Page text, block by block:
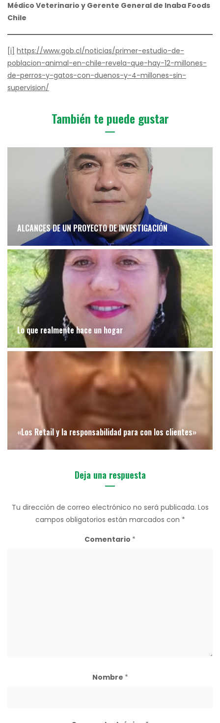
Médico Veterinario y Gerente General de Inaba Foods
Chile
[i] https://www.gob.cl/noticias/primer-estudio-de-
poblacion-animal-en-chile-revela-que-hay-12-millones-
de-perros-y-gatos-con-duenos-y-4-millones-sin-
supervision/
También te puede gustar
ALCANCES DE UN PROYECTO DE INVESTIGACIÓN
Lo que realmente hace un hogar
«Los Retail y la responsabilidad para con los clientes»
Deja una respuesta
Tu dirección de correo electrónico no será publicada. Los
campos obligatorios están marcados con *
Comentario *
Nombre *